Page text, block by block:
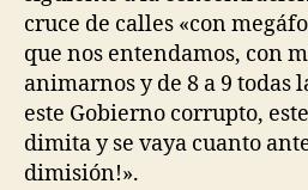
cruce de calles «con
que nos entendamos, con
animarnos y de 8 a 9 todas
este Gobierno corrupto,
dimita y se vaya cuanto
dimisión!».